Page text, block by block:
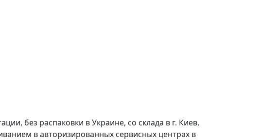
без распаковки в Украине, со склада в г. Киев,
в авторизированных сервисных центрах в